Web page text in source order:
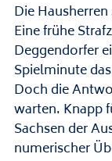
Die
Eine frühe
Deggendorfer
Spielminute
Doch die
warten. Knapp
Sachsen der
numerischer